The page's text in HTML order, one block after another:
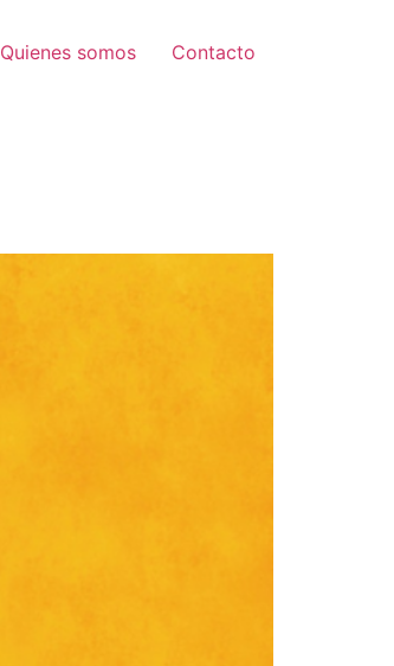
Quienes somos Contacto